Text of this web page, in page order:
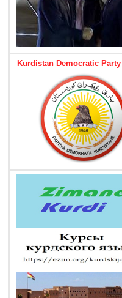
Kurdistan Democratic Party